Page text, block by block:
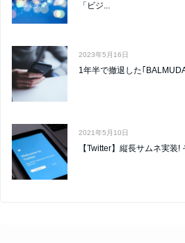
「ビジ...
2023年5月16日
1年半で撤退した｢
2021年5月10日
【Twitter】縦長サムネ実装